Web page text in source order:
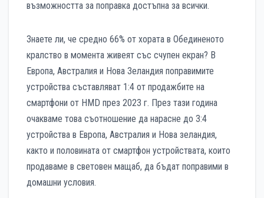
възможността за поправка достъпна за всички.
Знаете ли, че средно 66% от хората в Обединеното
кралство в момента живеят със счупен екран? В
Европа, Австралия и Нова Зеландия поправимите
устройства съставляват 1:4 от продажбите на
смартфони от HMD през 2023 г. През тази година
очакваме това съотношение да нарасне до 3:4
устройства в Европа, Австралия и Нова зеландия,
както и половината от смартфон устройствата, които
продаваме в световен мащаб, да бъдат поправими в
домашни условия.